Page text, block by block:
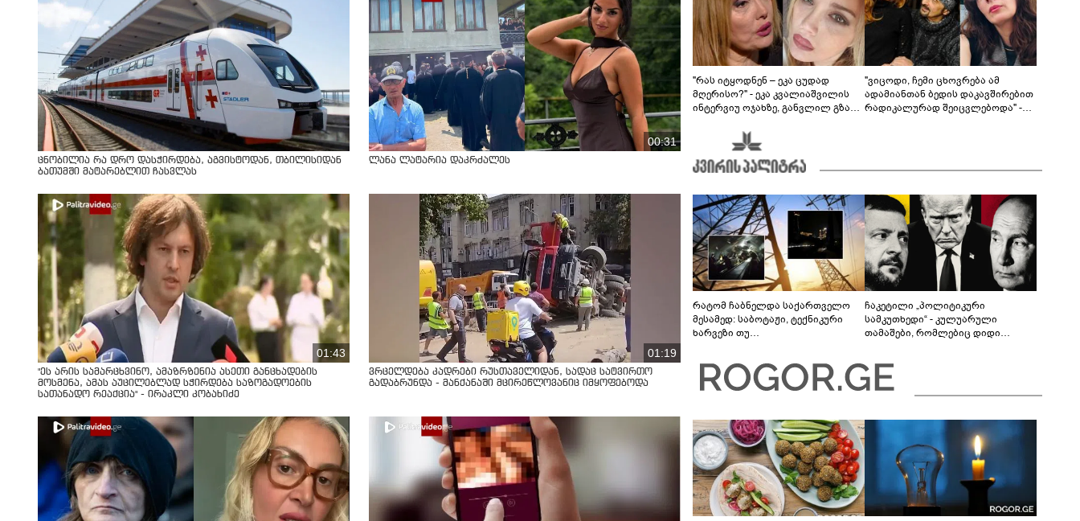
ცნობილია რა დრო დასჭირდება, აგვისტოდან, თბილისიდან
ბათუმში მატარებლით ჩასვლას
00:31
ლანა ლატარია დაკრძალეს
01:43
"ეს არის სამარცხვინო, ამაზრზენია ასეთი განცხადების
მოსმენა, ამას აუცილებლად სჭირდება საზოგადოების
სათანადო რეაქცია" - ირაკლი კობახიძე
01:19
ვრცელდება კადრები რუსთაველიდან, სადაც სატვირთო
გადაბრუნდა - მანქანაში მცირეწლოვანიც იმყოფებოდა
"რას იტყოდნენ – ეკა ცუდად
მღერისო?" - ეკა კვალიაშვილის
ინტერვიუ ოჯახზე, განვლილ გზასა
"ვიცოდი, ჩემი ცხოვრება ამ
ადამიანთან ბედის დაკავშირებით
რადიკალურად შეიცვლებოდა" -
რატომ ჩაბნელდა საქართველო
მესამედ: საბოტაჟი, ტექნიკური
ხარვეზი თუ
ჩაკეტილი „პოლიტიკური
სამკუთხედი“ - კულუარული
თამაშები, რომლებიც დიდი